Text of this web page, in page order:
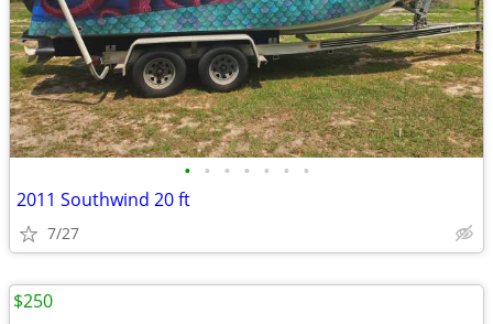
• • • • • • •
2011 Southwind 20 ft
7/27
$250